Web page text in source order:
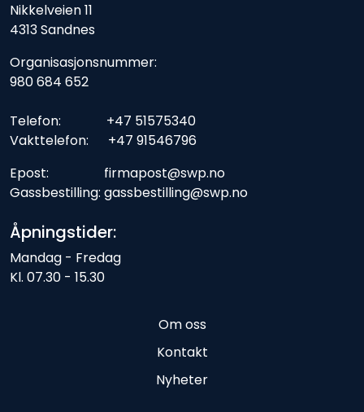
Nikkelveien 11
4313 Sandnes
Organisasjonsnummer:
980 684 652
Telefon: +47 51575340
Vakttelefon: +47 91546796
Epost: firmapost@swp.no
Gassbestilling: gassbestilling@swp.no
Åpningstider:
Mandag - Fredag
Kl. 07.30 - 15.30
Om oss
Kontakt
Nyheter